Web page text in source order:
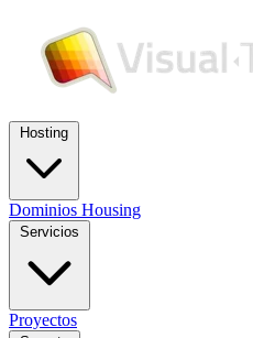
Hosting
Dominios Housing
Servicios
Proyectos